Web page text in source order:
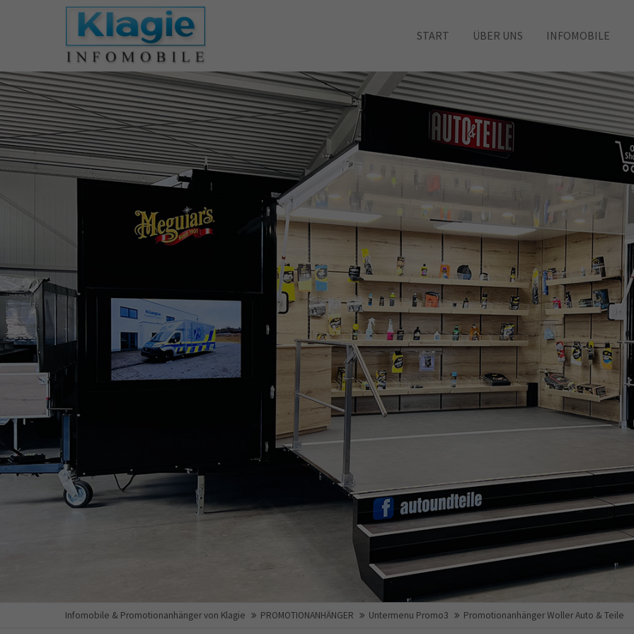
Der Eintrag "offcanvas-col1" existiert
leider nicht.
Der Eintrag "offcanvas-col2" existiert
Der Eintrag "offcanvas-col3"
START ÜBER UNS INFOMOBILE
Infomobile & Promotionanhänger von Klagie PROMOTIONANHÄNGER Untermenu Promo3 Promotionanhänger Woller Auto & Teile